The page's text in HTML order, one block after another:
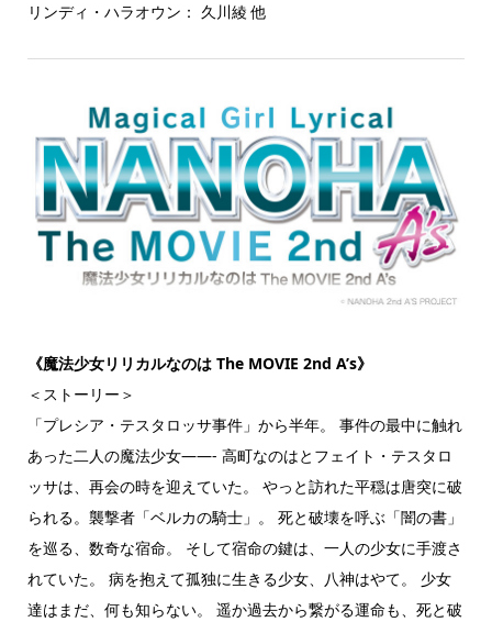
リンディ・ハラオウン： 久川綾 他
《魔法少女リリカルなのは The MOVIE 2nd A’s》
＜ストーリー＞
「プレシア・テスタロッサ事件」から半年。 事件の最中に触れ
あった二人の魔法少女——- 高町なのはとフェイト・テスタロ
ッサは、再会の時を迎えていた。 やっと訪れた平穏は唐突に破
られる。襲撃者「ベルカの騎士」。 死と破壊を呼ぶ「闇の書」
を巡る、数奇な宿命。 そして宿命の鍵は、一人の少女に手渡さ
れていた。 病を抱えて孤独に生きる少女、八神はやて。 少女
達はまだ、何も知らない。 遥か過去から繋がる運命も、死と破